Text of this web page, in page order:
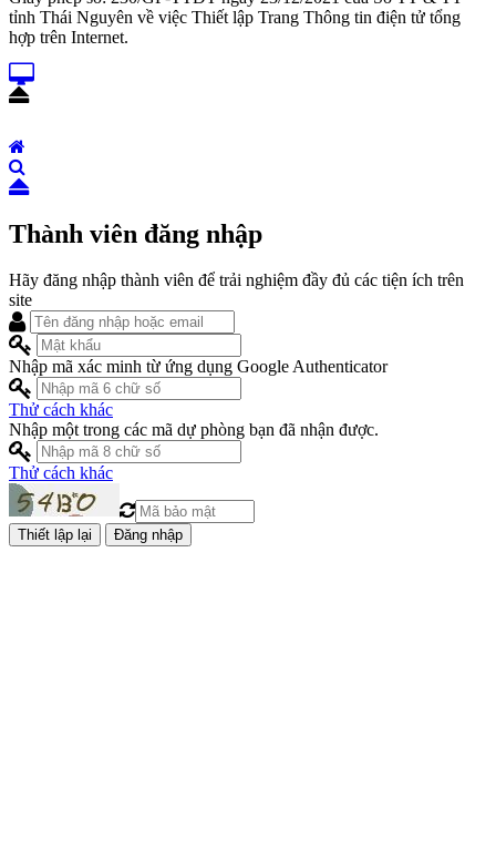
tỉnh Thái Nguyên về việc Thiết lập Trang Thông tin điện tử tổng
hợp trên Internet.
Thành viên đăng nhập
Hãy đăng nhập thành viên để trải nghiệm đầy đủ các tiện ích trên
site
Nhập mã xác minh từ ứng dụng Google Authenticator
Thử cách khác
Nhập một trong các mã dự phòng bạn đã nhận được.
Thử cách khác
Đăng nhập